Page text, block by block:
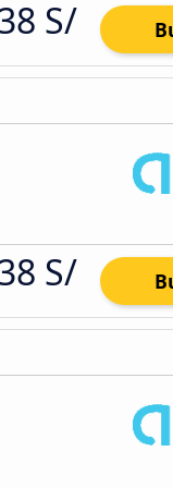
S/
S/